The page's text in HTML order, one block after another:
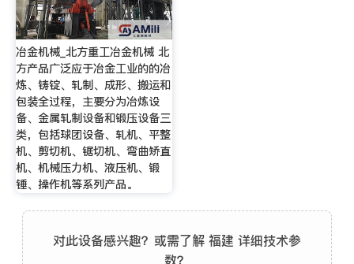
冶金机械_北方重工冶金机械 北
方产品广泛应于冶金工业的的冶
炼、铸锭、轧制、成形、搬运和
包装全过程，主要分为冶炼设
备、金属轧制设备和锻压设备三
类，包括球团设备、轧机、平整
机、剪切机、锯切机、弯曲矫直
机、机械压力机、液压机、锻
锤、操作机等系列产品。
对此设备感兴趣？或需了解 福建 详细技术参
数？